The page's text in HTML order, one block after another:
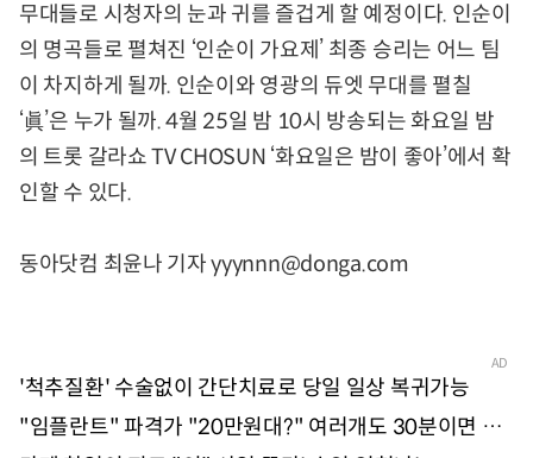
무대들로 시청자의 눈과 귀를 즐겁게 할 예정이다. 인순이
의 명곡들로 펼쳐진 ‘인순이 가요제’ 최종 승리는 어느 팀
이 차지하게 될까. 인순이와 영광의 듀엣 무대를 펼칠
‘眞’은 누가 될까. 4월 25일 밤 10시 방송되는 화요일 밤
의 트롯 갈라쇼 TV CHOSUN ‘화요일은 밤이 좋아’에서 확
인할 수 있다.
동아닷컴 최윤나 기자 yyynnn@donga.com